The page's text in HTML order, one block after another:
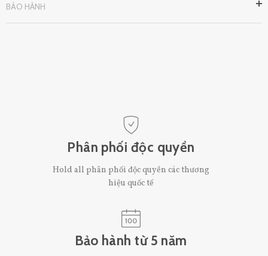
BẢO HÀNH
Phân phối độc quyền
Hold all phân phối độc quyền các thương
hiệu quốc tế
Bảo hành từ 5 năm